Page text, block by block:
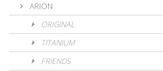
ARION
ORIGINAL
TITANIUM
FRIENDS